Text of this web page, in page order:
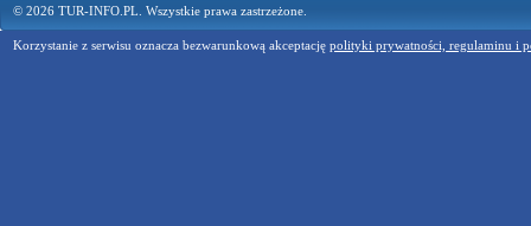
© 2026 TUR-INFO.PL. Wszystkie prawa zastrzeżone.
Korzystanie z serwisu oznacza bezwarunkową akceptację polityki prywatności, regulaminu i